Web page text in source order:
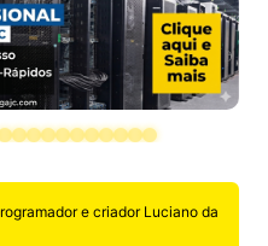
e criador Luciano da